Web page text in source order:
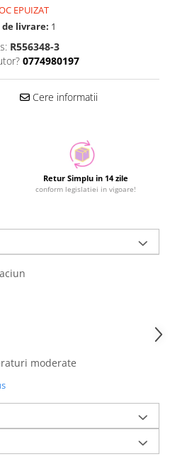
EPUIZAT
livrare: 1
R556348-3
0774980197
Cere informatii
Retur Simplu in 14 zile
conform legislatiei in vigoare!
moderate